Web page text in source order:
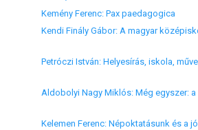
Kemény Ferenc: Pax paedagogica